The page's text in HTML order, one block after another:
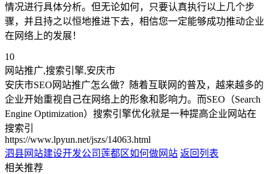
情况进行具体分析。但无论如何，只要认真执行以上几个步
骤，并且持之以恒地推进下去，相信您一定能够成功推动企业
在网络上的发展！
10
网站推广,搜索引擎,安庆市
安庆市SEO网站推广怎么做？随着互联网的普及，越来越多的
企业开始重视自己在网络上的形象和影响力。而SEO（Search
Engine Optimization）搜索引擎优化就是一种提高企业网站在
搜索引
https://www.lpyun.net/jszs/14063.html
泗县网站建设开发公司莲都区如何做网站 返回列表
相关推荐